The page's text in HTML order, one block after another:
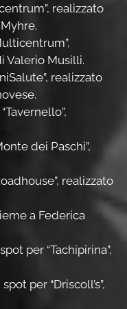
realizzato
Valerio Musilli.
realizzato
dei Paschi”,
realizzato
a Federica
per “Tachipirina”,
per “Driscoll’s”,